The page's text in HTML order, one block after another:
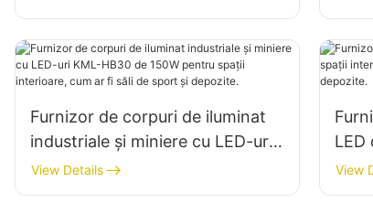
iluminat pe șantiere
etc.
Furnizor de corpuri de iluminat
industriale și miniere cu LED-uri
KML-HB30 de 150W pentru
spații interioare, cum ar fi săli de
View Details
LED
View